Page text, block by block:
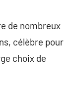
de nombreux
célèbre pour
choix de